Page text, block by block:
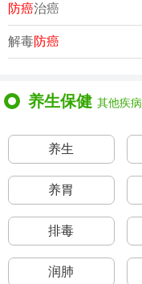
防癌治癌
解毒防癌
养生保健 其他疾病
养生
养胃
排毒
润肺